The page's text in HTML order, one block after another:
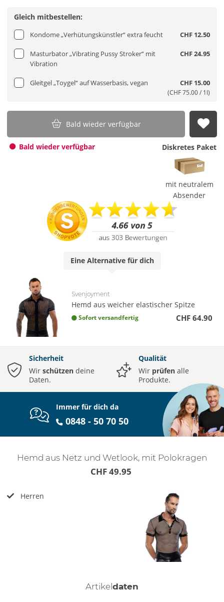
Gleich mitbestellen:
Kondome „Verhütungskünstler“ extra feucht CHF 12.50
Masturbator „Vibrating Pussy Stroker“ mit
Vibration
CHF 24.95
Gleitgel „Toygel“ auf Wasserbasis, vegan CHF 15.00
(CHF 75.00 / 1l)
Bald wieder verfügbar
Bald wieder verfügbar Diskretes Paket
mit neutralem
Absender
Eine Alternativefür dich
Svenjoyment
Hemd aus weicher elastischer Spitze
Sofort versandfertig CHF 64.90
Sicherheit
Wir schützen deine
Daten.
Qualität
Wir prüfen alle
Produkte.
Immer für dich da
0848 - 50 70 50
Hemd aus Netz und Wetlook, mit Polokragen
CHF 49.95
Herren
Artikel daten